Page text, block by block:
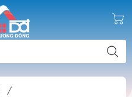
/